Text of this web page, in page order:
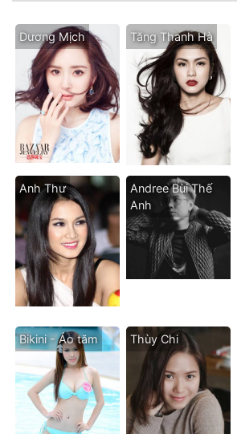
Dương Mịch Tăng Thanh Hà
Anh Thư
Andree Bùi Thế
Anh
Bikini - Áo tăm Thùy Chi